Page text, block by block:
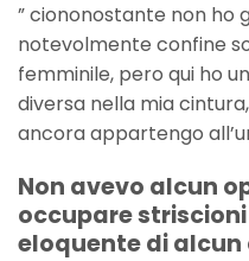
” ciononostante non ho
notevolmente confine
femminile, pero qui ho
diversa nella mia
ancora appartengo
Non avevo alcun
occupare
eloquente di